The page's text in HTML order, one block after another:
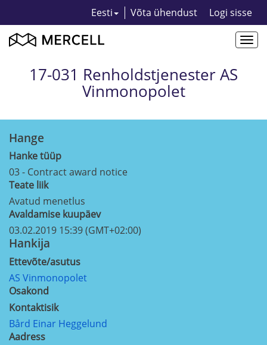
Eesti Võta ühendust Logi sisse
17-031 Renholdstjenester AS
Vinmonopolet
Hange
Hanke tüüp
03 - Contract award notice
Teate liik
Avatud menetlus
Avaldamise kuupäev
03.02.2019 15:39 (GMT+02:00)
Hankija
Ettevõte/asutus
AS Vinmonopolet
Osakond
Kontaktisik
Bård Einar Heggelund
Aadress